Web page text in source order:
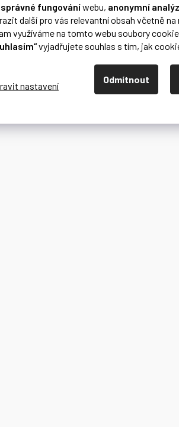
správné fungováníwebu, anonymní
další pro vás relevantní obsah včetně
využíváme na tomto webu soubory
vyjadřujete souhlas s tím, jak
Odmítnout